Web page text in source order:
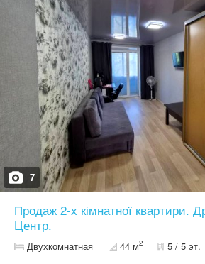
7
Продаж 2-х кімнатної квартири.
Центр.
Двухкомнатная 44 м2 5 / 5 эт.